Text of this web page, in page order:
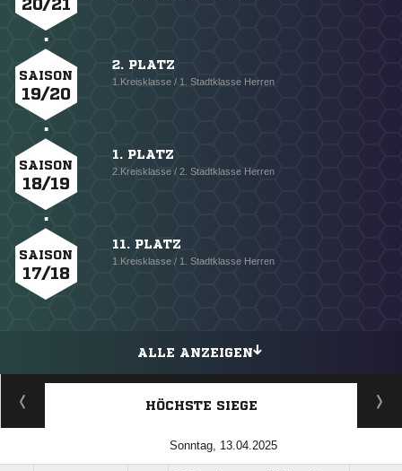
20/21
SAISON
19/20
2. PLATZ
1.Kreisklasse / 1. Stadtklasse Herren
SAISON
18/19
1. PLATZ
2.Kreisklasse / 2. Stadtklasse Herren
SAISON
17/18
11. PLATZ
1.Kreisklasse / 1. Stadtklasse Herren
ALLE ANZEIGEN
HÖCHSTE SIEGE
Sonntag, 13.04.2025